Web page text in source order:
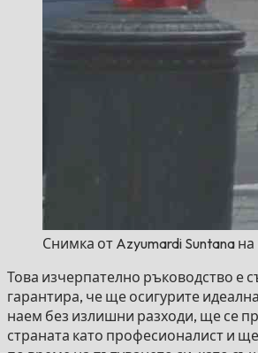
Снимка от Azyumardi Suntana на
Това изчерпателно ръководство е
гарантира, че ще осигурите
наем без излишни разходи, ще се
страната като професионалист и